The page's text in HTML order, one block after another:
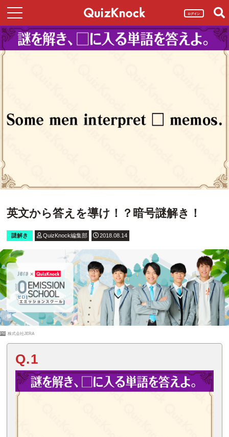
ログイン
英文から答えを導け！？暗号謎解き！
謎解き QuizKnock編集部 2018.08.14
PR 株式会社JERA
Q.1